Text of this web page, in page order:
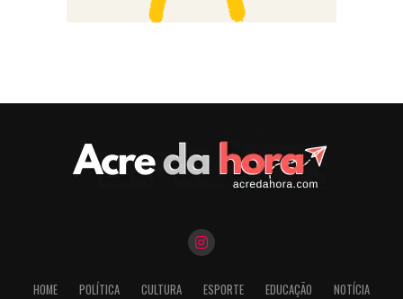
HOME POLÍTICA CULTURA ESPORTE EDUCAÇÃO NOTÍCIA